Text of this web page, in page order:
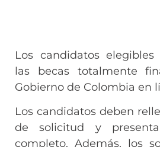
Los candidatos
las becas totalmente
Gobierno de Colombia en
Los candidatos deben
de solicitud y
completo. Además, los